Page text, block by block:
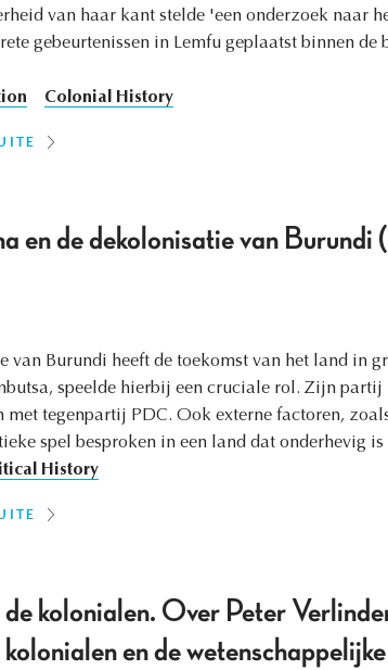
van haar kant stelde 'een onderzoek
gebeurtenissen in Lemfu geplaatst binnen de
Colonial History
en de dekolonisatie van
van Burundi heeft de toekomst van het land in
speelde hierbij een cruciale rol. Zijn
met tegenpartij PDC. Ook externe factoren,
spel besproken in een land dat onderhevig is
History
kolonialen. Over Peter
en de